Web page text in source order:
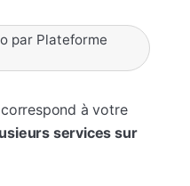
par Plateforme
à votre
services sur